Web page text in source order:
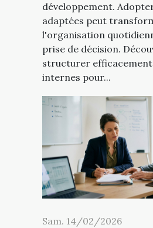
développement.
adaptées peut
l'organisation
prise de décision.
structurer efficacement
internes pour...
Sam. 14/02/2026